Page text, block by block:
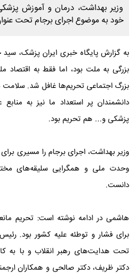
وزیر بهداشت، درمان و آموزش
خود به موضوع اجرای برجام تحت
به گزارش پایگاه خبری ایران پزشک،
بزرگی به ملت بود، اما فقط به اقتصاد
بزرگ اجتماعی تحریم‌ها غافل شد.
دانشمندان پر استعداد ما نیز به
پزشکی و... هم تحریم بود.
وزیر بهداشت، اجرای برجام را مسیری
وحدت ملی و همگرایی سلیقه‌های
دانست.
هاشمی در ادامه نوشته است: تحریم
برای فشار و توطئه علیه کشور بود.
تحت هدایت‌های رهبر انقلاب و با به
دکتر ظریف، دکتر صالحی و همکاران